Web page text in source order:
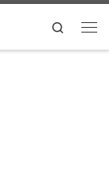
Search